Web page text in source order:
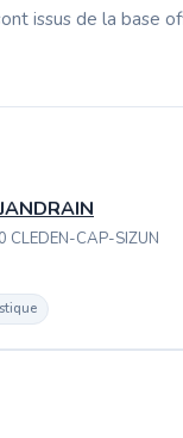
issus de la base
CLEDEN-CAP-SIZUN